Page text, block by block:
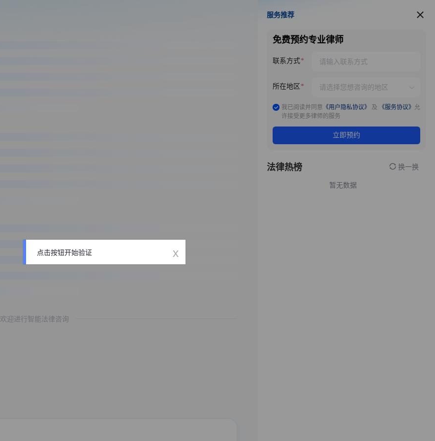
欢迎进行智能法律咨询
服务推荐
服务推荐
免费预约专业律师
联系方式
所在地区
我已阅读并同意 《用户隐私协议》 及 《服务协议》 允
许接受更多律师的服务
立即预约
法律热榜 换一换
暂无数据
点击按钮开始验证 x